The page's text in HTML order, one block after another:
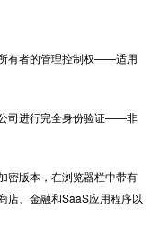
有者的管理控制权——适用
司进行完全身份验证——非
版本，在浏览器栏中带有
、金融和SaaS应用程序以